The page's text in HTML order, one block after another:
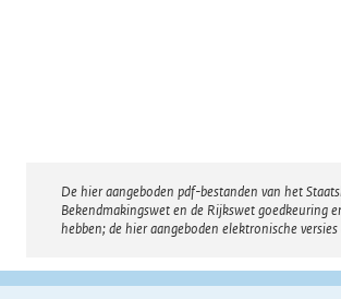
Disclaimer
De hier aangeboden pdf-bestanden van het
Bekendmakingswet en de Rijkswet goedkeuring
hebben; de hier aangeboden elektronische